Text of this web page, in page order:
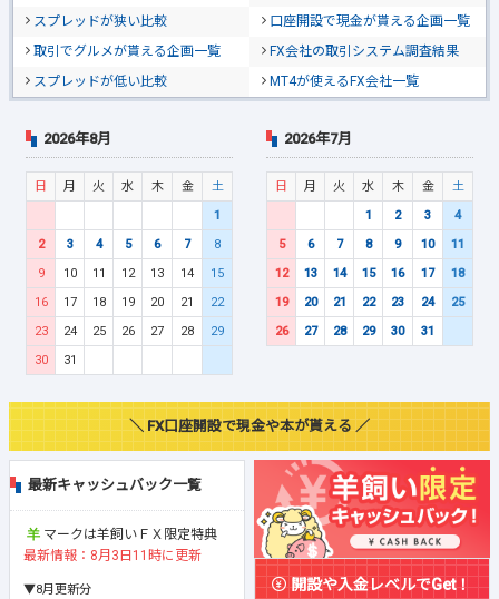
スプレッドが狭い比較
口座開設で現金が貰える企画一覧
取引でグルメが貰える企画一覧
FX会社の取引システム調査結果
スプレッドが低い比較
MT4が使えるFX会社一覧
2026年8月
日 月 火 水 木 金
土
1
2
3 4 5 6 7
8
9
10 11 12 13 14
15
16
17 18 19 20 21
22
23
24 25 26 27 28
29
30
31
2026年7月
日 月 火 水 木 金
土
1
2 3
4
5
6 7 8 9 10
11
12
13 14 15 16 17
18
19
20 21 22 23 24
25
26
27 28 29 30 31
＼ FX口座開設で現金や本が貰える ／
最新キャッシュバック一覧
マークは羊飼いＦＸ限定特典
最新情報：8月3日11時に更新
▼8月更新分
開設や入金レベルでGet！